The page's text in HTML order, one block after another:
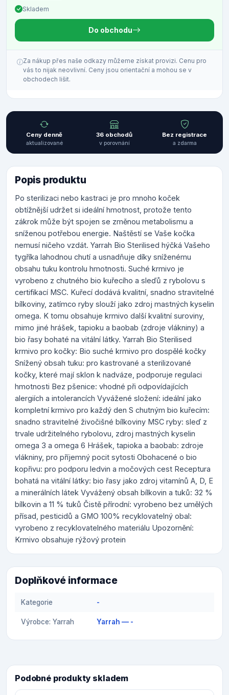
Skladem
Do obchodu
Za nákup přes naše odkazy můžeme získat provizi. Cenu pro
vás to nijak neovlivní. Ceny jsou orientační a mohou se v
obchodech lišit.
Ceny denně
aktualizované
36 obchodů
v porovnání
Bez registrace
a zdarma
Popis produktu
Po sterilizaci nebo kastraci je pro mnoho koček
obtížnější udržet si ideální hmotnost, protože tento
zákrok může být spojen se změnou metabolismu a
sníženou potřebou energie. Naštěstí se Vaše kočka
nemusí ničeho vzdát. Yarrah Bio Sterilised hýčká Vašeho
tygříka lahodnou chutí a usnadňuje díky sníženému
obsahu tuku kontrolu hmotnosti. Suché krmivo je
vyrobeno z chutného bio kuřecího a sleďů z rybolovu s
certifikací MSC. Kuřecí dodává kvalitní, snadno stravitelné
bílkoviny, zatímco ryby slouží jako zdroj mastných kyselin
omega. K tomu obsahuje krmivo další kvalitní suroviny,
mimo jiné hrášek, tapioku a baobab (zdroje vlákniny) a
bio řasy bohaté na vitální látky. Yarrah Bio Sterilised
krmivo pro kočky: Bio suché krmivo pro dospělé kočky
Snížený obsah tuku: pro kastrované a sterilizované
kočky, které mají sklon k nadváze, podporuje regulaci
hmotnosti Bez pšenice: vhodné při odpovídajících
alergiích a intolerancích Vyvážené složení: ideální jako
kompletní krmivo pro každý den S chutným bio kuřecím:
snadno stravitelné živočišné bílkoviny MSC ryby: sleď z
trvale udržitelného rybolovu, zdroj mastných kyselin
omega 3 a omega 6 Hrášek, tapioka a baobab: zdroje
vlákniny, pro příjemný pocit sytosti Obohacené o bio
kopřivu: pro podporu ledvin a močových cest Receptura
bohatá na vitální látky: bio řasy jako zdroj vitamínů A, D, E
a minerálních látek Vyvážený obsah bílkovin a tuků: 32 %
bílkovin a 11 % tuků Čistě přírodní: vyrobeno bez umělých
přísad, pesticidů a GMO 100% recyklovatelný obal:
vyrobeno z recyklovatelného materiálu Upozornění:
Krmivo obsahuje rýžový protein
Doplňkové informace
Kategorie -
Výrobce: Yarrah Yarrah — -
Podobné produkty skladem